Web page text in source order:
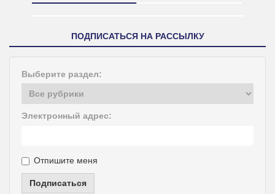
ПОДПИСАТЬСЯ НА РАССЫЛКУ
Выберите раздел:
Электронный адрес:
Отпишите меня
Подписаться